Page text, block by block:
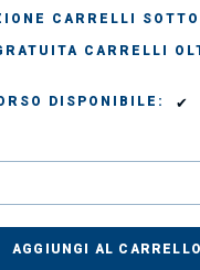
CARRELLI
CARRELLI
DISPONIBILE: ✔
AGGIUNGI AL CARRELLO